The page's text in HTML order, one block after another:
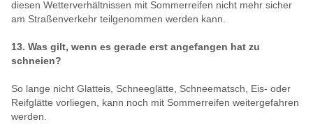
diesen Wetterverhältnissen mit Sommerreifen nicht mehr sicher
am Straßenverkehr teilgenommen werden kann.
13. Was gilt, wenn es gerade erst angefangen hat zu
schneien?
So lange nicht Glatteis, Schneeglätte, Schneematsch, Eis- oder
Reifglätte vorliegen, kann noch mit Sommerreifen weitergefahren
werden.